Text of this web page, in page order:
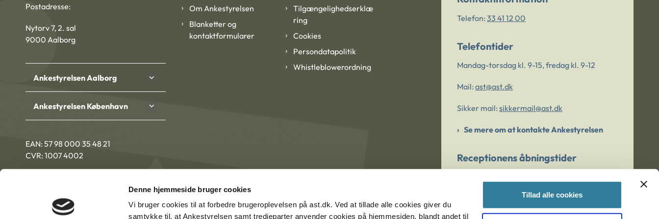
Denne hjemmeside bruger cookies
Vi bruger cookies til at forbedre brugeroplevelsen på ast.dk. Ved at tillade alle cookies giver du
samtykke til, at Ankestyrelsen samt tredjeparter anvender cookies på hjemmesiden, blandt andet til
Tillad alle cookies
Postadresse:
Nytorv 7, 2. sal
9000 Aalborg
Ankestyrelsen Aalborg
Ankestyrelsen København
EAN: 57 98 000 35 48 21
CVR: 1007 4002
Om Ankestyrelsen
Blanketter og
kontaktformularer
Tilgængelighedserklæ
ring
Cookies
Persondatapolitik
Whistleblowerordning
Telefon: 33 41 12 00
Telefontider
Mandag-torsdag kl. 9-15, fredag kl. 9-12
Mail: ast@ast.dk
Sikker mail: sikkermail@ast.dk
Se mere om at kontakte Ankestyrelsen
Receptionens åbningstider
Er du bekymret for et barn/en ung?